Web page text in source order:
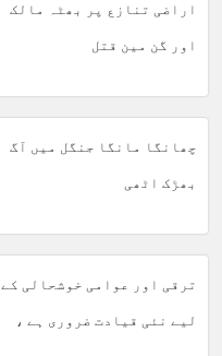
اراضی تنازع پر بھٹہ مالک
اور گن مین قتل
چھانگا مانگا جنگل میں آگ
بھڑک اٹھی
ترقی اور عوامی خوشحالی کے
لیے نئی قیادت ضروری ہے ،